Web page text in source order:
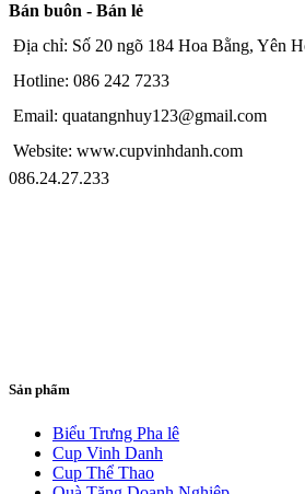
Bán buôn - Bán lẻ
Địa chỉ: Số 20 ngõ 184 Hoa Bằng, Yên
Hotline: 086 242 7233
Email: quatangnhuy123@gmail.com
Website: www.cupvinhdanh.com
086.24.27.233
Sản phẩm
Biểu Trưng Pha lê
Cup Vinh Danh
Cup Thể Thao